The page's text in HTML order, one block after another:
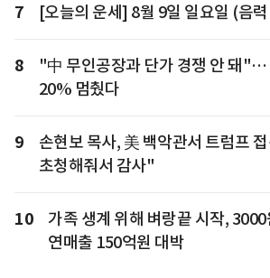
7 [오늘의 운세] 8월 9일 일요일 (음
8
"中 무인공장과 단가 경쟁 안 돼"…
20% 멈췄다
9
손현보 목사, 美 백악관서 트럼프
초청해줘서 감사"
10
가족 생계 위해 벼랑끝 시작,
연매출 150억원 대박